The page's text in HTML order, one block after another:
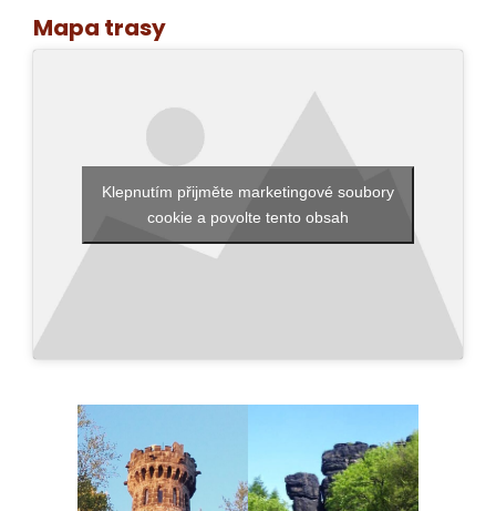
Mapa trasy
Klepnutím přijměte marketingové soubory
cookie a povolte tento obsah